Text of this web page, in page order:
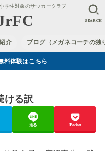
学生対象のサッカークラブ
介 ブログ（メガネコーチの独
SEARCH
料体験はこちら
ける訳
送る Pocket